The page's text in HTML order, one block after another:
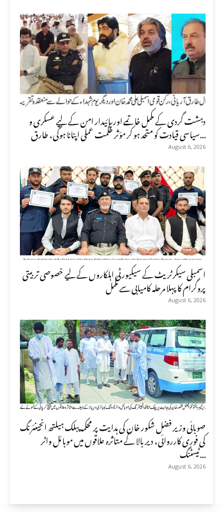
دہشت گردی کے مکمل خاتمے اور پائیدار امن کے لیے عسکری و
سیاسی قیادت کو متحد ہو کر مؤثر حکمت عملی اپنانا ہوگی، طارق...
August 6, 2026
اسمبلی سیکرٹریٹ کے سیکیورٹی اہلکاروں کے لیے خصوصی تربیتی
پروگرام کا پہلا مرحلہ کامیابی سے مکمل
August 6, 2026
صوبائی وزیر فضل شکور خان کی ہدایت پر محکمہ پبلک ہیلتھ انجینئرنگ
کی فوری کارروائی، دیر بالا کے متاثرہ علاقوں میں موبائل واٹر
ٹیسٹنگ...
August 6, 2026